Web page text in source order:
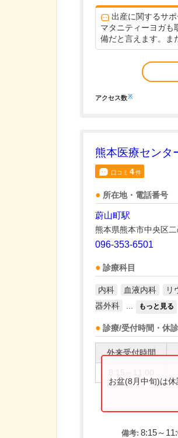
出産に関するサ
マタニティーヨガも
備だと言えます。ま
アクセス数※
熊本医療センタ
口コミ 4件
所在地・電話番号
蔚山町駅
熊本県熊本市中央区
096-353-6501
診療科目
内科 血液内科 リ
器外科
もっと見る
診療/受付時間・休
外来受付時間
お盆(8月中旬)は
備考: 8:15～